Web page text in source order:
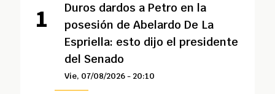
Duros dardos a Petro en la
posesión de Abelardo De La
Espriella: esto dijo el presidente
del Senado
Vie, 07/08/2026 - 20:10